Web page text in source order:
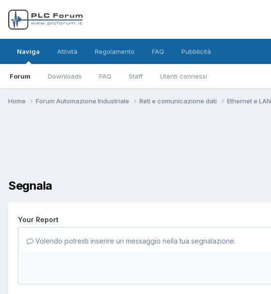
Naviga
Forum Downloads FAQ Staff Utenti connessi
Attività Regolamento FAQ Pubblicità
Home Forum Automazione Industriale Reti e comunicazione dati Ethernet e LAN
Segnala
Your Report
Volendo potresti inserire un messaggio nella tua segnalazione.